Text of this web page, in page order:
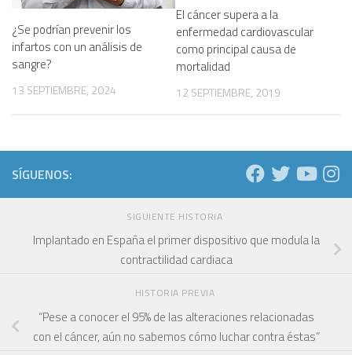
¿Se podrían prevenir los
infartos con un análisis de
sangre?
13 SEPTIEMBRE, 2024
El cáncer supera a la
enfermedad cardiovascular
como principal causa de
mortalidad
12 SEPTIEMBRE, 2019
SÍGUENOS:
SIGUIENTE HISTORIA
Implantado en España el primer dispositivo que modula la
contractilidad cardiaca
HISTORIA PREVIA
“Pese a conocer el 95% de las alteraciones relacionadas
con el cáncer, aún no sabemos cómo luchar contra éstas”